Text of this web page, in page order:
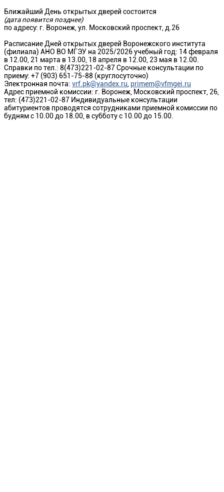
Ближайший День открытых дверей состоится
(дата появится позднее)
по адресу: г. Воронеж, ул. Московский проспект, д.26
Расписание Дней открытых дверей Воронежского института
(филиала) АНО ВО МГЭУ на 2025/2026 учебный год: 14 февраля
в 12.00, 21 марта в 13.00, 18 апреля в 12.00, 23 мая в 12.00.
Справки по тел.: 8(473)221-02-87 Срочные консультации по
приему: +7 (903) 651-75-88 (круглосуточно)
Электронная почта: vrf.pk@yandex.ru primem@vfmgei.ru
Адрес приемной комиссии: г. Воронеж, Московский проспект, 26,
тел: (473)221-02-87 Индивидуальные консультации
абитуриентов проводятся сотрудниками приемной комиссии по
будням с 10.00 до 18.00, в субботу с 10.00 до 15.00.